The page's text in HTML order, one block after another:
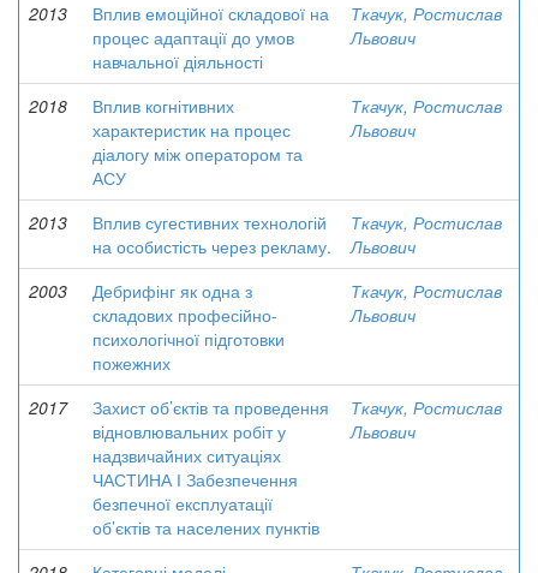
2013
Вплив емоційної складової на
процес адаптації до умов
навчальної діяльності
Ткачук, Ростислав
Львович
2018
Вплив когнітивних
характеристик на процес
діалогу між оператором та
АСУ
Ткачук, Ростислав
Львович
2013
Вплив сугестивних технологій
на особистість через рекламу.
Ткачук, Ростислав
Львович
2003
Дебрифінг як одна з
складових професійно-
психологічної підготовки
пожежних
Ткачук, Ростислав
Львович
2017
Захист об’єктів та проведення
відновлювальних робіт у
надзвичайних ситуаціях
ЧАСТИНА І Забезпечення
безпечної експлуатації
об’єктів та населених пунктів
Ткачук, Ростислав
Львович